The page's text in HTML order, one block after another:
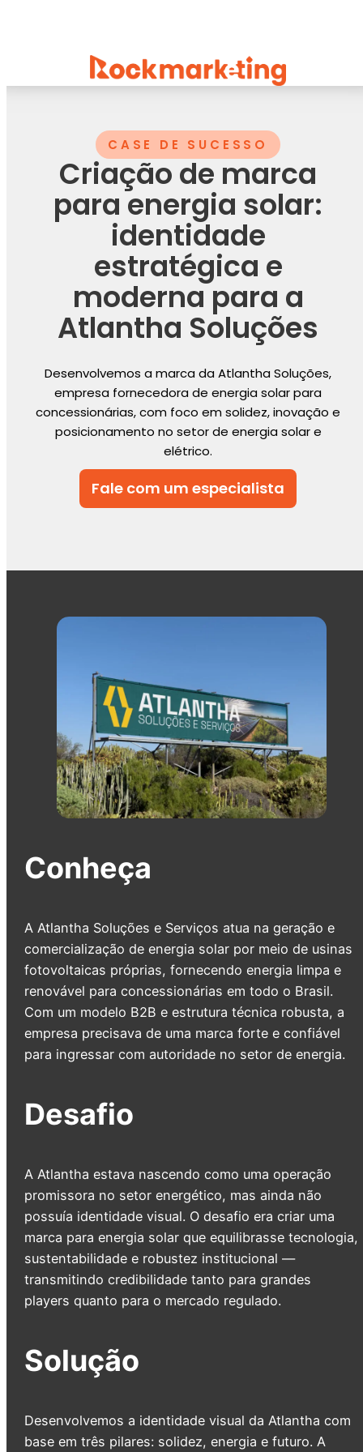
CASE DE SUCESSO
Criação de marca
para energia solar:
identidade
estratégica e
moderna para a
Atlantha Soluções
Desenvolvemos a marca da Atlantha Soluções,
empresa fornecedora de energia solar para
concessionárias, com foco em solidez, inovação e
posicionamento no setor de energia solar e
elétrico.
Fale com um especialista
Conheça
A Atlantha Soluções e Serviços atua na geração e
comercialização de energia solar por meio de usinas
fotovoltaicas próprias, fornecendo energia limpa e
renovável para concessionárias em todo o Brasil.
Com um modelo B2B e estrutura técnica robusta, a
empresa precisava de uma marca forte e confiável
para ingressar com autoridade no setor de energia.
Desafio
A Atlantha estava nascendo como uma operação
promissora no setor energético, mas ainda não
possuía identidade visual. O desafio era criar uma
marca para energia solar que equilibrasse tecnologia,
sustentabilidade e robustez institucional —
transmitindo credibilidade tanto para grandes
players quanto para o mercado regulado.
Solução
Desenvolvemos a identidade visual da Atlantha com
base em três pilares: solidez, energia e futuro. A